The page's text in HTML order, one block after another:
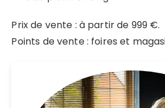
Prix de vente : à partir de 999 €.
Points de vente : foires et